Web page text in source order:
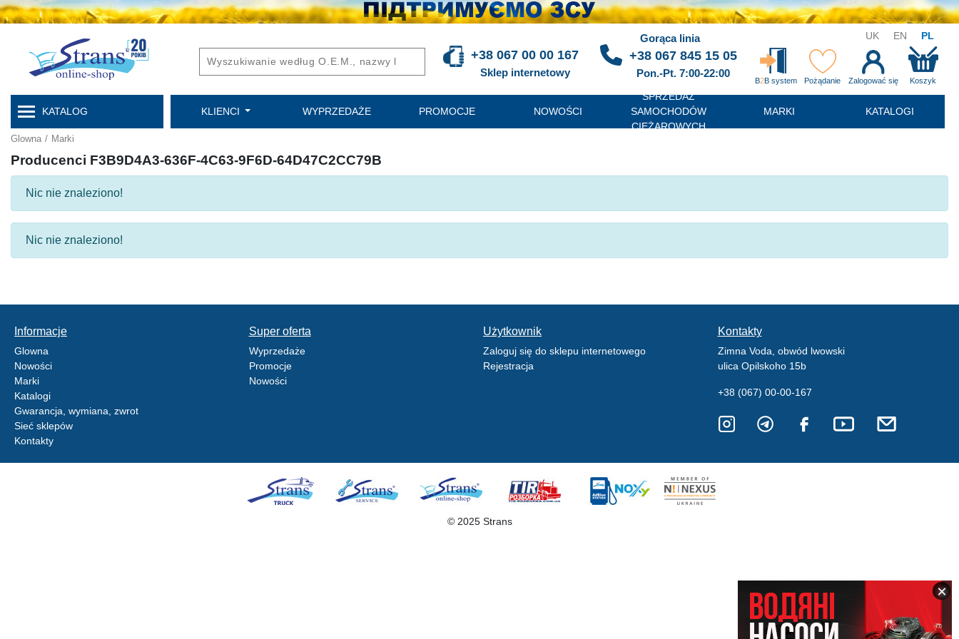
UK EN PL
+38 067 00 00 167
Sklep internetowy
Gorąca linia
+38 067 845 15 05
Pon.-Pt. 7:00-22:00
B2B system Pożądanie Zalogować się Koszyk
KATALOG KLIENCI WYPRZEDAŻE PROMOCJE NOWOŚCI
SPRZEDAŻ
SAMOCHODÓW
CIĘŻAROWYCH
MARKI KATALOGI
Glowna / Marki
Producenci F3B9D4A3-636F-4C63-9F6D-64D47C2CC79B
Nic nie znaleziono!
Nic nie znaleziono!
Informacje
Glowna
Nowości
Marki
Katalogi
Gwarancja, wymiana, zwrot
Sieć sklepów
Kontakty
Super oferta
Wyprzedaże
Promocje
Nowości
Użytkownik
Zaloguj się do sklepu internetowego
Rejestracja
Kontakty
Zimna Voda, obwód lwowski
ulica Opilskoho 15b
+38 (067) 00-00-167
© 2025 Strans
×